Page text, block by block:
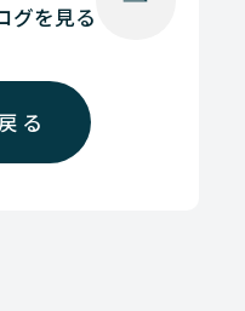
る
グを見る